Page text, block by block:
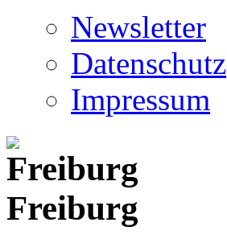
Newsletter
Datenschutz
Impressum
Freiburg